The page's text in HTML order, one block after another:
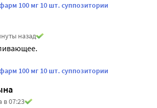
100 мг 10 шт. суппозитории
назад
100 мг 10 шт. суппозитории
в 07:23